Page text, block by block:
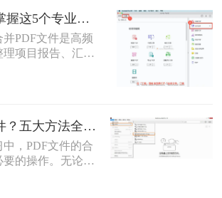
”这个问题出现的
似简单的操作，
众多职场人：报
、方案提交……每
，都在悄悄吞噬
怎么合并pdf？掌握这5个专业方法，效率提升300%！
PDF文件是高频
项目报告、汇总
学术论文。但许
风险的方法处理
系统、专业的
告别效率低下与
怎么合并pdf文件？五大方法全解析！
，PDF文件的合
的操作。无论是
章节的电子书，
一份完整文档，